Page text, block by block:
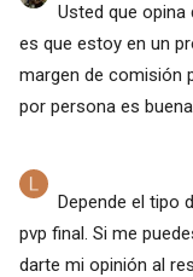
Usted que
es que estoy en un
margen de comisión
por persona es
Depende el tipo
pvp final. Si me
darte mi opinión al